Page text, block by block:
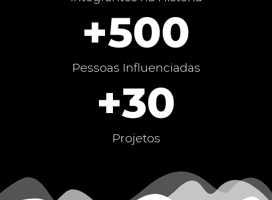
+500
Pessoas Influenciadas
+30
Projetos